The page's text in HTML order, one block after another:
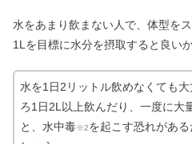
水をあまり飲まない人で、体型を
1Lを目標に水分を摂取すると良い
水を1日2リットル飲めなくても
ろ1日2L以上飲んだり、一度に大
と、水中毒※2を起こす恐れがあ